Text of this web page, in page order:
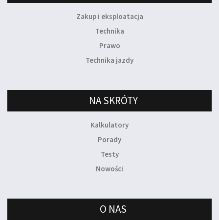
Zakup i eksploatacja
Technika
Prawo
Technika jazdy
NA SKRÓTY
Kalkulatory
Porady
Testy
Nowości
O NAS